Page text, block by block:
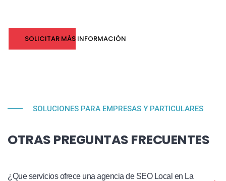
SOLICITAR MÁS INFORMACIÓN
SOLUCIONES PARA EMPRESAS Y PARTICULARES
OTRAS PREGUNTAS FRECUENTES
¿Que servicios ofrece una agencia de SEO Local en La